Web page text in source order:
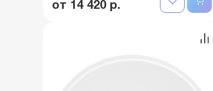
от 14 420 р.